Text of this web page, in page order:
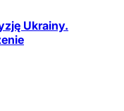
Ukrainy.